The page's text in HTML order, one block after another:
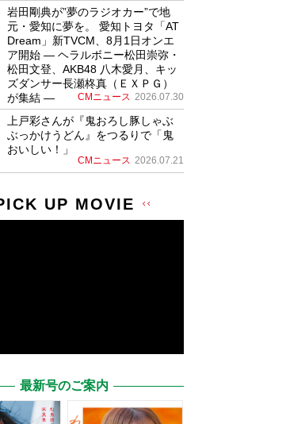
岩田剛典が”夢のラジオカー”で地
元・愛知に夢を。 愛知トヨタ「AT
Dream」新TVCM、8月1日オンエ
ア開始 ― ヘラルボニー松田崇弥・
松田文登、AKB48 八木愛月、キッ
ズダンサー長瀬柊真（ＥＸＰＧ）
が集結 ―
CMニュース 2026.07.30
上戸彩さんが『鬼おろし豚しゃぶ
ぶっかけうどん』をつるりで「鬼
おいしい！」
CMニュース 2026.07.21
UP MOVIE
最新号のご案内